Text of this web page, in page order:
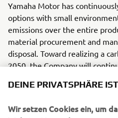
Yamaha Motor has
options with small
emissions over the entire
material procurement and
disposal. Toward realizing a
2050, the Company will
in addition to its signature
DEINE PRIVATSPHÄRE
Wir setzen Cookies ein, um